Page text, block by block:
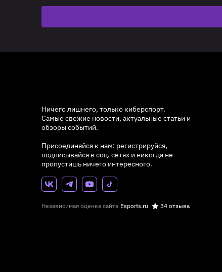
Ничего лишнего, только киберспорт.
Самые свежие новости, актуальные статьи и
обзоры событий.
Присоединяйся к нам: регистрируйся,
подписывайся в соц. сетях и никогда не
пропустишь ничего интересного.
Независимая оценка сайта Esports.ru 34 отзыва